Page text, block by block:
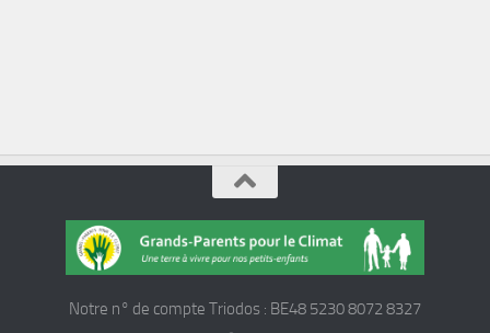
Notre n° de compte Triodos : BE48 5230 8072 8327